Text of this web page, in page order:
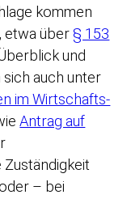
kommen
etwa über§ 153
und
auch unter
im Wirtschafts-
Antrag auf
Zuständigkeit
– bei